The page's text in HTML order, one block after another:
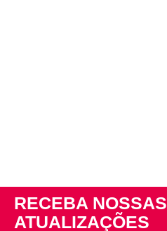
RECEBA NOSSAS
ATUALIZAÇÕES